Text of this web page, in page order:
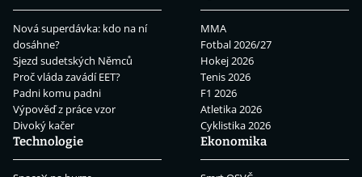
Nová superdávka: kdo na ní
dosáhne?
Sjezd sudetských Němců
Proč vláda zavádí EET?
Padni komu padni
Výpověď z práce vzor
Divoký kačer
MMA
Fotbal 2026/27
Hokej 2026
Tenis 2026
F1 2026
Atletika 2026
Cyklistika 2026
Technologie
Ekonomika